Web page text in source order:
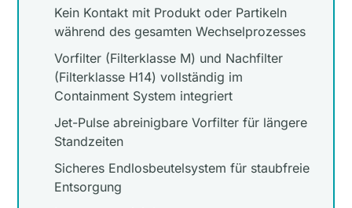
Kein Kontakt mit Produkt oder Partikeln
während des gesamten Wechselprozesses
Vorfilter (Filterklasse M) und Nachfilter
(Filterklasse H14) vollständig im
Containment System integriert
Jet-Pulse abreinigbare Vorfilter für längere
Standzeiten
Sicheres Endlosbeutelsystem für staubfreie
Entsorgung